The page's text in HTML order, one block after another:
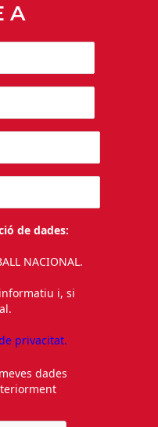
A
de dades:
NACIONAL.
i, si
privacitat.
dades